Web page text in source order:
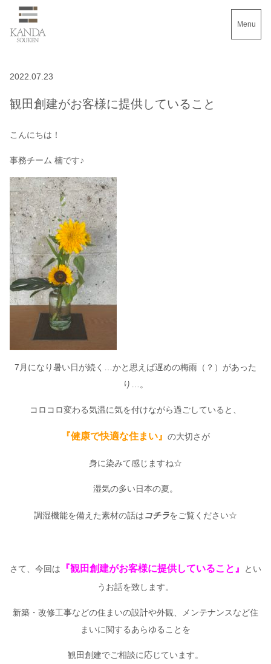
Menu
2022.07.23
観田創建がお客様に提供していること
こんにちは！
事務チーム 楠です♪
7月になり暑い日が続く…かと思えば遅めの梅雨（？）があった
り…。
コロコロ変わる気温に気を付けながら過ごしていると、
『健康で快適な住まい』 の大切さが
身に染みて感じますね☆
湿気の多い日本の夏。
調湿機能を備えた素材の話はコチラをご覧ください☆
さて、今回は 『観田創建がお客様に提供していること』
とい
うお話を致します。
新築・改修工事などの住まいの設計や外観、メンテナンスなど住
まいに関するあらゆることを
観田創建でご相談に応じています。